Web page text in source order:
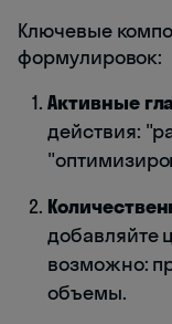
Ключевые
формулировок:
Активные
действия:
добавляйте
возможно:
объемы.